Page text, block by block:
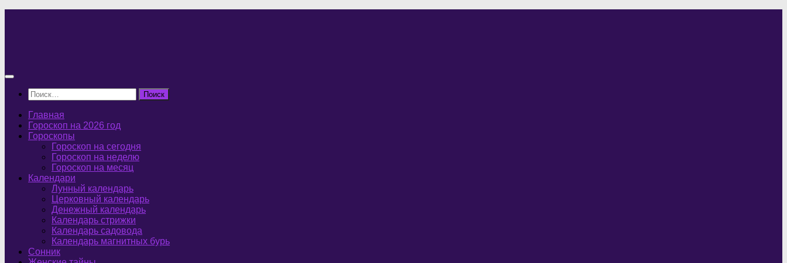
Найти:
Главная
Гороскоп на 2026 год
Гороскопы
Гороскоп на сегодня
Гороскоп на неделю
Гороскоп на месяц
Календари
Лунный календарь
Церковный календарь
Денежный календарь
Календарь стрижки
Календарь садовода
Календарь магнитных бурь
Сонник